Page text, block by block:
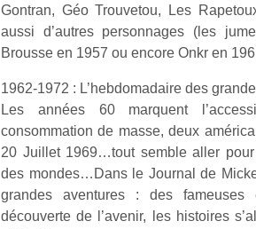
Gontran, Géo Trouvetou, Les
aussi d’autres personnages (les
Brousse en 1957 ou encore Onkr en
1962-1972 : L’hebdomadaire des
Les années 60 marquent
consommation de masse, deux
20 Juillet 1969…tout semble aller
des mondes…Dans le Journal de
grandes aventures : des
découverte de l’avenir, les histoires